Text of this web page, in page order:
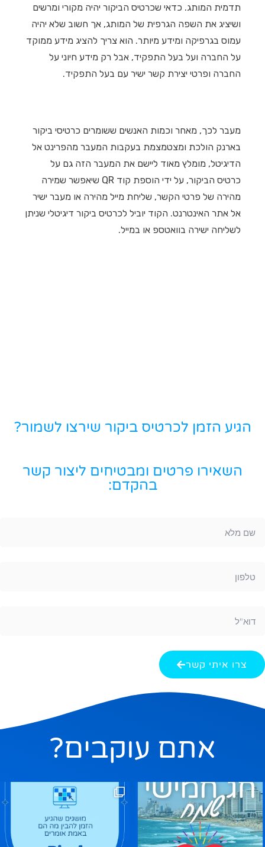
תדמית המותג. כדאי שכרטיס הביקור יהיה מקורי ומרשים
ושיציג את השפה הגרפית של המותג, אך חשוב שלא יהיה
עמוס בגרפיקה ומידע מיותר. הוא צריך להציג מידע ממוקד
על החברה ועל בעל התפקיד, אבל רק מידע חיוני על
החברה ופרטי יצירת קשר ישיר עם בעל התפקיד.
מעבר לכך, מאחר וכמות האנשים ששומרים כרטיסי ביקור
בארנק הולכת ומצטמצמת בעקבות המעבר מהפרינט אל
הדיגיטל, מומלץ מאוד ליישם את המעבר הזה גם על
כרטיס הביקור, על ידי הוספת קוד QR שיאפשר שמירה
מהירה של פרטי הקשר, שליחת מייל מהירה או מעבר ישיר
אל אתר האינטרנט. הקוד יוביל לכרטיס ביקור דיגיטלי שניתן
לשליחה ישירה בוואטספ או במייל.
הגיע הזמן לכרטיס ביקור שירצו לשמור?
השאירו פרטים ומבטיחים ליצור קשר
בהקדם:
צרו איתי קשר
אתם עוקבים?
בהם, אבל אם תשאלו בשקט מה